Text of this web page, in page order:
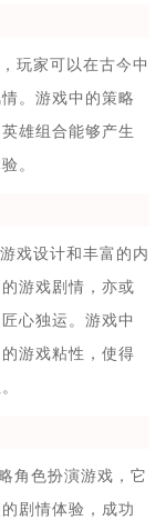
玩家可以在古今中
。游戏中的策略
雄组合能够产生
。
戏设计和丰富的内
游戏剧情，亦或
心独运。游戏中
游戏粘性，使得
角色扮演游戏，它
剧情体验，成功